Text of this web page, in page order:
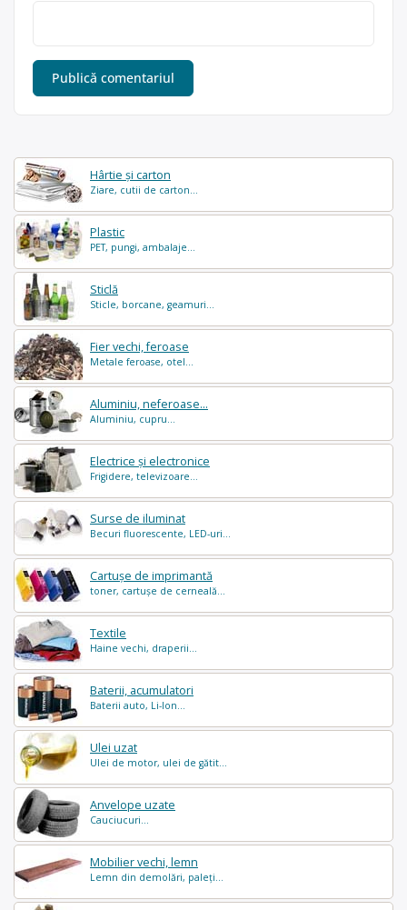
Hârtie și carton
Ziare, cutii de carton...
Plastic
PET, pungi, ambalaje...
Sticlă
Sticle, borcane, geamuri...
Fier vechi, feroase
Metale feroase, otel...
Aluminiu, neferoase...
Aluminiu, cupru...
Electrice și electronice
Frigidere, televizoare...
Surse de iluminat
Becuri fluorescente, LED-uri...
Cartușe de imprimantă
toner, cartușe de cerneală...
Textile
Haine vechi, draperii...
Baterii, acumulatori
Baterii auto, Li-Ion...
Ulei uzat
Ulei de motor, ulei de gătit...
Anvelope uzate
Cauciucuri...
Mobilier vechi, lemn
Lemn din demolări, paleți...